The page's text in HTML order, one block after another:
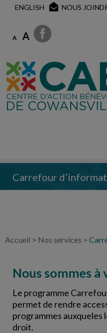
ENGLISH NOUS
A A
Carrefour
Accueil > Nos services >
Nous sommes
Le programme
permet de rendre
programmes auxqueles
droit.